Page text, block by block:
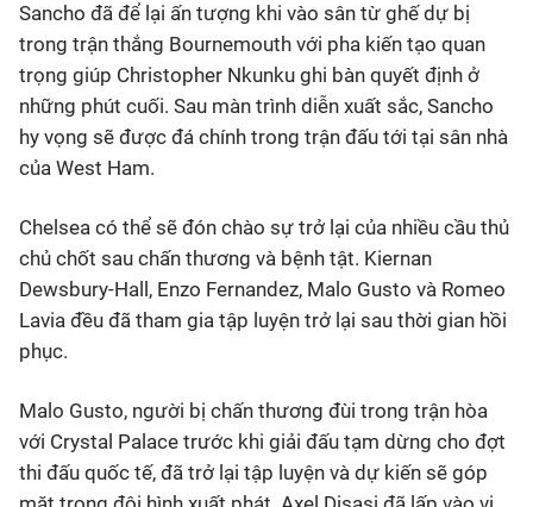
Bên lề
Sancho đã để lại ấn tượng khi vào sân từ ghế dự bị
trong trận thắng Bournemouth với pha kiến tạo quan
trọng giúp Christopher Nkunku ghi bàn quyết định ở
những phút cuối. Sau màn trình diễn xuất sắc, Sancho
hy vọng sẽ được đá chính trong trận đấu tới tại sân nhà
của West Ham.
Chelsea có thể sẽ đón chào sự trở lại của nhiều cầu thủ
chủ chốt sau chấn thương và bệnh tật. Kiernan
Dewsbury-Hall, Enzo Fernandez, Malo Gusto và Romeo
Lavia đều đã tham gia tập luyện trở lại sau thời gian hồi
phục.
Malo Gusto, người bị chấn thương đùi trong trận hòa
với Crystal Palace trước khi giải đấu tạm dừng cho đợt
thi đấu quốc tế, đã trở lại tập luyện và dự kiến sẽ góp